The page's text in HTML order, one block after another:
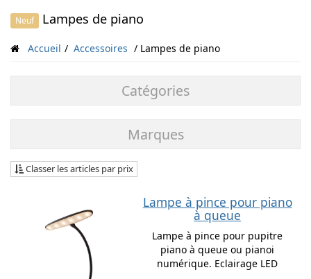
Neuf Lampes de piano
Accueil Accessoires Lampes de piano
Catégories
Marques
Classer les articles par prix
Lampe à pince pour piano
à queue
Lampe à pince pour pupitre
piano à queue ou pianoi
numérique. Eclairage LED